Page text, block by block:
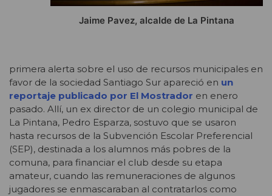
Jaime Pavez, alcalde de La Pintana
primera alerta sobre el uso de recursos municipales en
favor de la sociedad Santiago Sur apareció en un
reportaje publicado por El Mostrador en enero
pasado. Allí, un ex director de un colegio municipal de
La Pintana, Pedro Esparza, sostuvo que se usaron
hasta recursos de la Subvención Escolar Preferencial
(SEP), destinada a los alumnos más pobres de la
comuna, para financiar el club desde su etapa
amateur, cuando las remuneraciones de algunos
jugadores se enmascaraban al contratarlos como